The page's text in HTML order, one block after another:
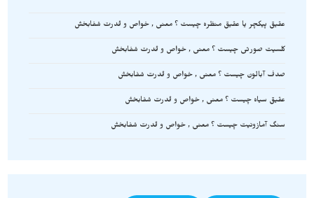
عقیق پیکچر یا عقیق منظره چیست ؟ معنی , خواص و قدرت شفابخش
کلسیت صورتی چیست ؟ معنی , خواص و قدرت شفابخش
صدف آبالون چیست ؟ معنی , خواص و قدرت شفابخش
عقیق سیاه چیست ؟ معنی , خواص و قدرت شفابخش
سنگ آمازونیت چیست ؟ معنی , خواص و قدرت شفابخش